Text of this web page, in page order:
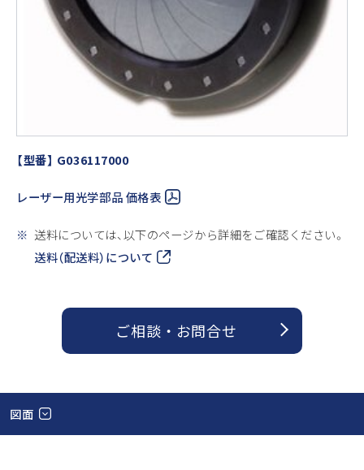
【型番】 G036117000
レーザー用光学部品 価格表
※ 送料については、以下のページから詳細をご確認ください。
送料（配送料）について
ご相談 ・ お問合せ
図面